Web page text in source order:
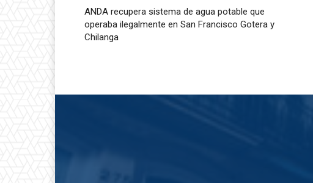
ANDA recupera sistema de agua potable que
operaba ilegalmente en San Francisco Gotera y
Chilanga